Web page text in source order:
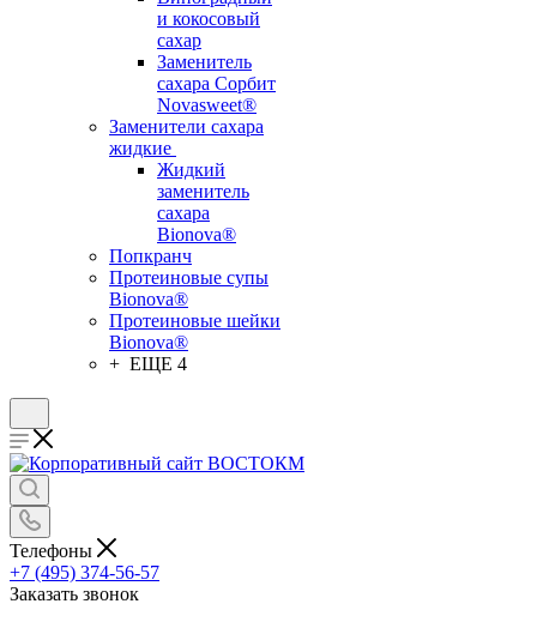
и кокосовый
сахар
Заменитель
сахара Сорбит
Novasweet®
Заменители сахара
жидкие
Жидкий
заменитель
сахара
Bionova®
Попкранч
Протеиновые супы
Bionova®
Протеиновые шейки
Bionova®
+ ЕЩЕ 4
Телефоны
+7 (495) 374-56-57
Заказать звонок